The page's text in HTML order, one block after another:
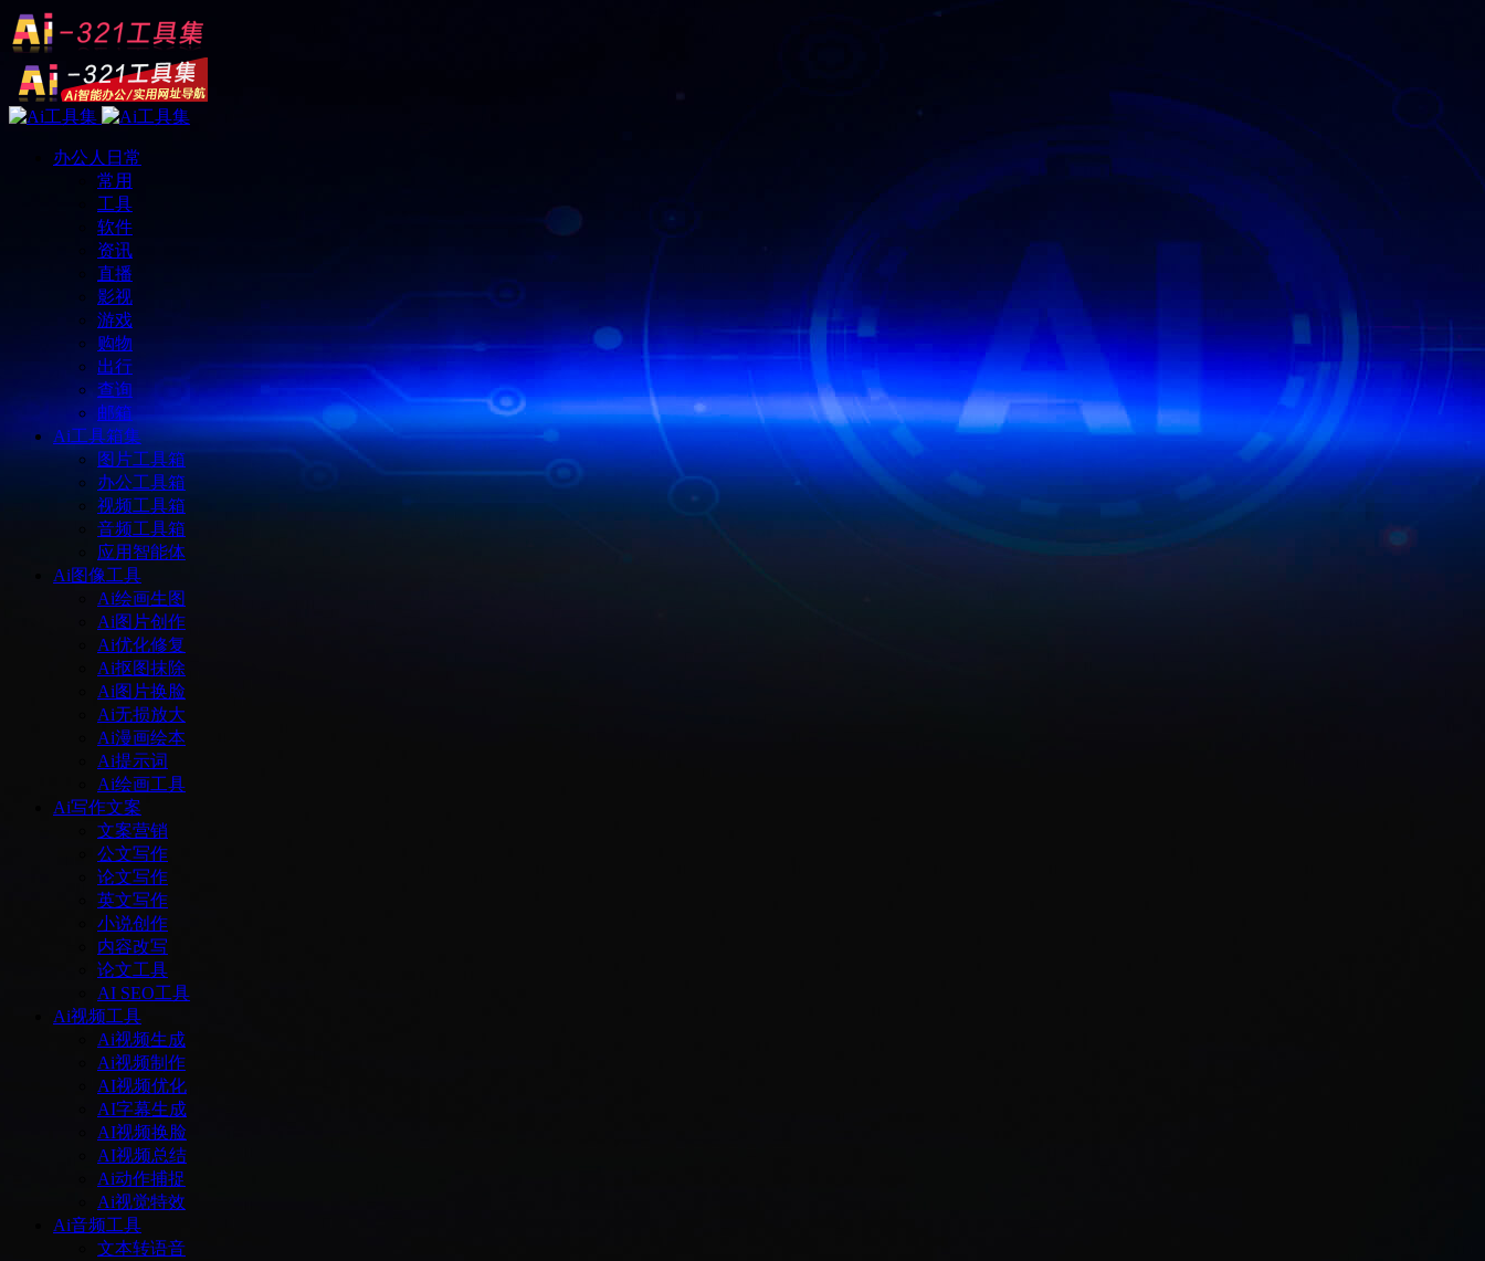
办公人日常
常用
工具
软件
资讯
直播
影视
游戏
购物
出行
查询
邮箱
Ai工具箱集
图片工具箱
办公工具箱
视频工具箱
音频工具箱
应用智能体
Ai图像工具
Ai绘画生图
Ai图片创作
Ai优化修复
Ai抠图抹除
Ai图片换脸
Ai无损放大
Ai漫画绘本
Ai提示词
Ai绘画工具
Ai写作文案
文案营销
公文写作
论文写作
英文写作
小说创作
内容改写
论文工具
AI SEO工具
Ai视频工具
Ai视频生成
Ai视频制作
AI视频优化
AI字幕生成
AI视频换脸
AI视频总结
Ai动作捕捉
Ai视觉特效
Ai音频工具
文本转语音